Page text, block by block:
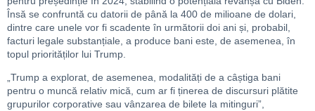
Însă se confruntă cu datorii de până la 400 de milioane de dolari,
dintre care unele vor fi scadente în următorii doi ani și, probabil,
facturi legale substanțiale, a produce bani este, de asemenea, în
topul priorităților lui Trump.
„Trump a explorat, de asemenea, modalități de a câștiga bani
pentru o muncă relativ mică, cum ar fi ținerea de discursuri plătite
grupurilor corporative sau vânzarea de bilete la mitinguri”,